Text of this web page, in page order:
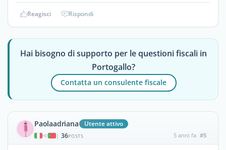
Reagisci Rispondi
Hai bisogno di supporto per le questioni fiscali in
Portogallo?
Contatta un consulente fiscale
Paolaadriana Utente attivo
| 36POSTS 5 anni fa #5